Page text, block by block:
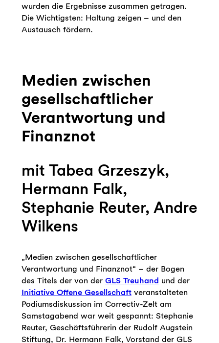
wurden die Ergebnisse zusammen getragen.
Die Wichtigsten: Haltung zeigen – und den
Austausch fördern.
Medien zwischen
gesellschaftlicher
Verantwortung und
Finanznot
mit Tabea Grzeszyk,
Hermann Falk,
Stephanie Reuter, Andre
Wilkens
„Medien zwischen gesellschaftlicher
Verantwortung und Finanznot“ – der Bogen
des Titels der von der GLS Treuhand und der
Initiative Offene Gesellschaftveranstalteten
Podiumsdiskussion im Correctiv-Zelt am
Samstagabend war weit gespannt: Stephanie
Reuter, Geschäftsführerin der Rudolf Augstein
Stiftung, Dr. Hermann Falk, Vorstand der GLS